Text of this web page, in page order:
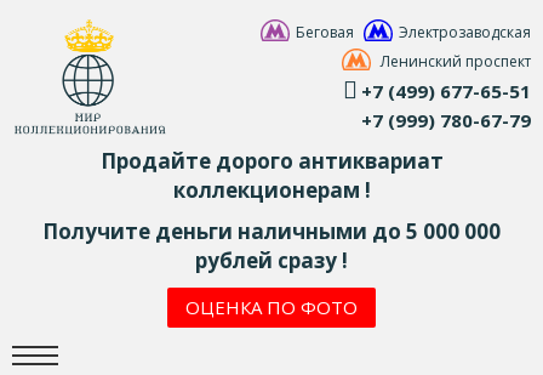
Беговая
Электрозаводская
Ленинский проспект
+7 (499) 677-65-51
+7 (999) 780-67-79
Продайте дорого антиквариат
коллекционерам !
Получите деньги наличными до 5 000 000
рублей сразу !
ОЦЕНКА ПО ФОТО